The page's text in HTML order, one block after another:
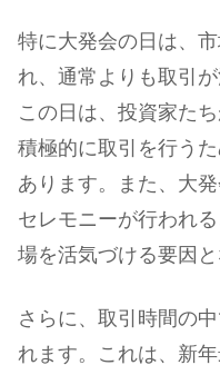
特に大発会の日は、
れ、通常よりも取引
この日は、投資家た
積極的に取引を行う
あります。また、大
セレモニーが行われ
場を活気づける要因と
さらに、取引時間の
れます。これは、新